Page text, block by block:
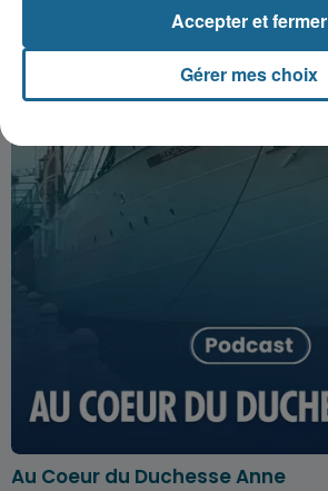
Au Coeur du Duchesse Anne
Gérer mes choix
Accepter et fermer